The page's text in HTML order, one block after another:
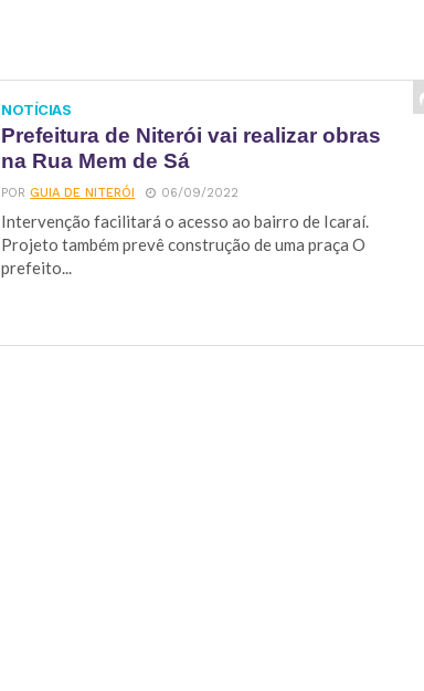
NOTÍCIAS
Prefeitura de Niterói vai realizar obras
na Rua Mem de Sá
PORGUIA DE NITERÓI 06/09/2022
Intervenção facilitará o acesso ao bairro de Icaraí.
Projeto também prevê construção de uma praça O
prefeito...